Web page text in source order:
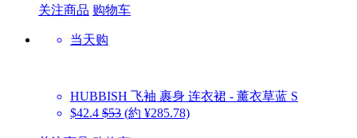
关注商品 购物车
当天购
HUBBISH 飞袖 裹身 连衣裙 - 薰衣草蓝 S
$42.4 $53 (約 ¥285.78)